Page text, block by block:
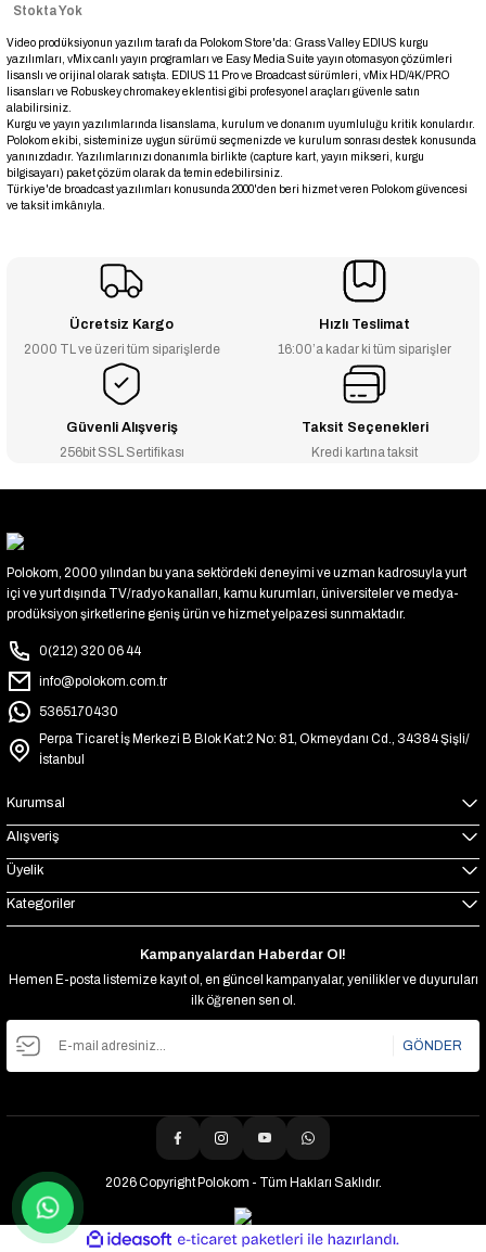
Stokta Yok
Video prodüksiyonun yazılım tarafı da Polokom Store'da: Grass Valley EDIUS kurgu
yazılımları, vMix canlı yayın programları ve Easy Media Suite yayın otomasyon çözümleri
lisanslı ve orijinal olarak satışta. EDIUS 11 Pro ve Broadcast sürümleri, vMix HD/4K/PRO
lisansları ve Robuskey chromakey eklentisi gibi profesyonel araçları güvenle satın
alabilirsiniz.
Kurgu ve yayın yazılımlarında lisanslama, kurulum ve donanım uyumluluğu kritik konulardır.
Polokom ekibi, sisteminize uygun sürümü seçmenizde ve kurulum sonrası destek konusunda
yanınızdadır. Yazılımlarınızı donanımla birlikte (capture kart, yayın mikseri, kurgu
bilgisayarı) paket çözüm olarak da temin edebilirsiniz.
Türkiye'de broadcast yazılımları konusunda 2000'den beri hizmet veren Polokom güvencesi
ve taksit imkânıyla.
Ücretsiz Kargo
2000 TL ve üzeri tüm siparişlerde
Hızlı Teslimat
16:00’a kadar ki tüm siparişler
Güvenli Alışveriş
256bit SSL Sertifikası
Taksit Seçenekleri
Kredi kartına taksit
Polokom, 2000 yılından bu yana sektördeki deneyimi ve uzman kadrosuyla yurt
içi ve yurt dışında TV/radyo kanalları, kamu kurumları, üniversiteler ve medya-
prodüksiyon şirketlerine geniş ürün ve hizmet yelpazesi sunmaktadır.
0(212) 320 06 44
info@polokom.com.tr
5365170430
Perpa Ticaret İş Merkezi B Blok Kat:2 No: 81, Okmeydanı Cd., 34384 Şişli/
İstanbul
Kurumsal
Alışveriş
Üyelik
Kategoriler
Kampanyalardan Haberdar Ol!
Hemen E-posta listemize kayıt ol, en güncel kampanyalar, yenilikler ve duyuruları
ilk öğrenen sen ol.
GÖNDER
2026 Copyright Polokom - Tüm Hakları Saklıdır.
ideasoft
e-